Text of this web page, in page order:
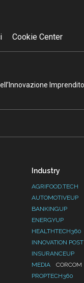
Cookie Center
Industry
AGRIFOOD.TECH
AUTOMOTIVEUP
BANKINGUP
ENERGYUP
HEALTHTECH360
INNOVATION POST
INSURANCEUP
MEDIA
CORCOM
PROPTECH360